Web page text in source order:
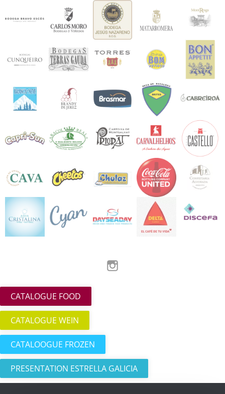
CATALOGUE FOOD
CATALOGUE WEIN
CATALOOGUE FROZEN
PRESENTATION ESTRELLA GALICIA